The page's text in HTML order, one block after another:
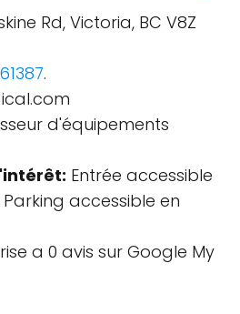
Rd, Victoria, BC V8Z
.
d'équipements
Entrée accessible
accessible en
a 0 avis sur Google My